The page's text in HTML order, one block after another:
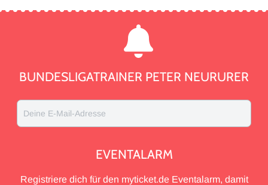
BUNDESLIGATRAINER PETER NEURURER
Deine E-Mail-Adresse
EVENTALARM
Registriere dich für den myticket.de Eventalarm, damit